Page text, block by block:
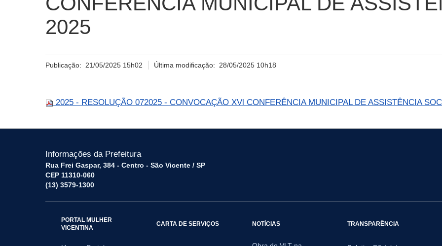
2025
Publicação: 21/05/2025 15h02 Última modificação: 28/05/2025 10h18
2025 - RESOLUÇÃO 072025 - CONVOCAÇÃO XVl CONFERÊNCIA MUNICIPAL DE ASSISTÊNCIA
Informações da Prefeitura
Rua Frei Gaspar, 384 - Centro - São Vicente / SP
CEP 11310-060
(13) 3579-1300
PORTAL MULHER
VICENTINA
CARTA DE SERVIÇOS NOTÍCIAS TRANSPARÊNCIA